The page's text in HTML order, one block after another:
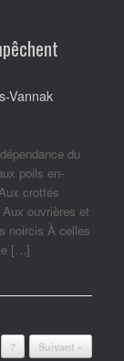
Vannak
du
poils en-
crottés
ouvrières et
noircis À celles
[…]
7 Suivant »